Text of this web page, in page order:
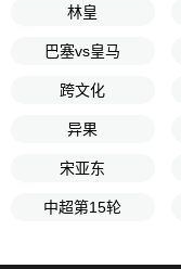
林皇
巴塞vs皇马
跨文化
异果
宋亚东
中超第15轮